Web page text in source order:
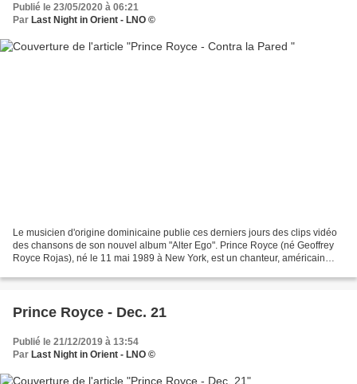
Publié le 23/05/2020 à 06:21
Par Last Night in Orient - LNO ©
Le musicien d'origine dominicaine publie ces derniers jours des clips vidéo
des chansons de son nouvel album "Alter Ego". Prince Royce (né Geoffrey
Royce Rojas), né le 11 mai 1989 à New York, est un chanteur, américain
Prince Royce - Dec. 21
Publié le 21/12/2019 à 13:54
Par Last Night in Orient - LNO ©